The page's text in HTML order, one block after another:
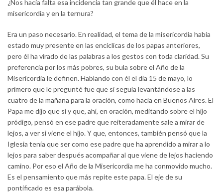
¿Nos hacía falta esa incidencia tan grande que él hace en la
misericordia y en la ternura?
Era un paso necesario. En realidad, el tema de la misericordia había
estado muy presente en las encíclicas de los papas anteriores,
pero él ha virado de las palabras a los gestos con toda claridad. Su
preferencia por los más pobres, su bula sobre el Año de la
Misericordia le definen. Hablando con él el día 15 de mayo, lo
primero que le pregunté fue que si seguía levantándose a las
cuatro de la mañana para la oración, como hacía en Buenos Aires. El
Papa me dijo que sí y que, ahí, en oración, meditando sobre el hijo
pródigo, pensó en ese padre que reiteradamente sale a mirar de
lejos, a ver si viene el hijo. Y que, entonces, también pensó que la
Iglesia tenía que ser como ese padre que ha aprendido a mirar a lo
lejos para saber después acompañar al que viene de lejos haciendo
camino. Por eso el Año de la Misericordia me ha conmovido mucho.
Es el pensamiento que más repite este papa. El eje de su
pontificado es esa parábola.